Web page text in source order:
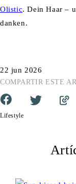
Olistic. Dein Haar –
danken.
22 jun 2026
COMPARTIR ESTE
Lifestyle